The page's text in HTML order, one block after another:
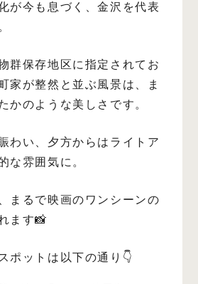
が今も息づく、金沢を代表
群保存地区に指定されてお
家が整然と並ぶ風景は、ま
かのような美しさです。
わい、夕方からはライトア
な雰囲気に。
まるで映画のワンシーンの
ます📸
ポットは以下の通り👇